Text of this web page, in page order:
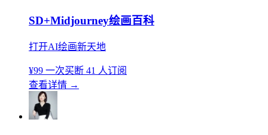
SD+Midjourney绘画百科
打开AI绘画新天地
¥99 一次买断 41 人订阅
查看详情 →